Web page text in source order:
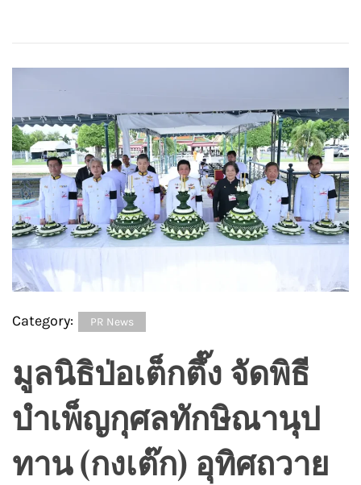
Category: PR News
มูลนิธิป่อเต็กตึ๊ง จัดพิธี
บำเพ็ญกุศลทักษิณานุป
ทาน (กงเต๊ก) อุทิศถวาย